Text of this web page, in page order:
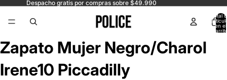
Despacho gratis por compras sobre $49.990
Total
en el
Abrir
imagen
a
pantalla
Abrir
imagen
a
pantalla
Abrir
imagen
a
pantalla
Abrir
imagen
a
pantalla
Zapato Mujer Negro/Charol
Irene10 Piccadilly